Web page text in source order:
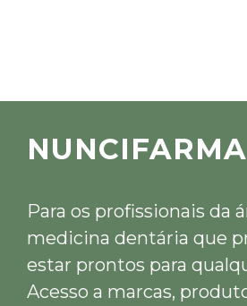
NUNCIFARMA
Para os profissionais da
medicina dentária que
estar prontos para
Acesso a marcas,